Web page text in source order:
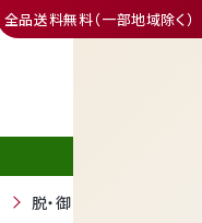
全品送料無料（一部地域除く）
脱・御中元宣言